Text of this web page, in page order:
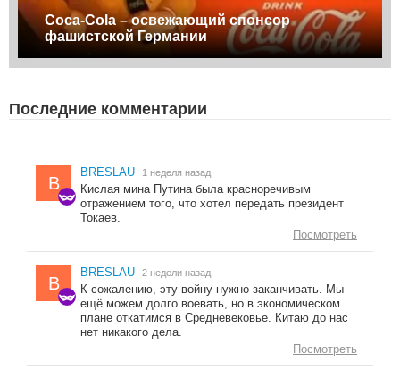
Coca-Cola – освежающий спонсор
фашистской Германии
Последние комментарии
B
BRESLAU 1 неделя назад
Кислая мина Путина была красноречивым
отражением того, что хотел передать президент
Токаев.
Посмотреть
B
BRESLAU 2 недели назад
К сожалению, эту войну нужно заканчивать. Мы
ещё можем долго воевать, но в экономическом
плане откатимся в Средневековье. Китаю до нас
нет никакого дела.
Посмотреть